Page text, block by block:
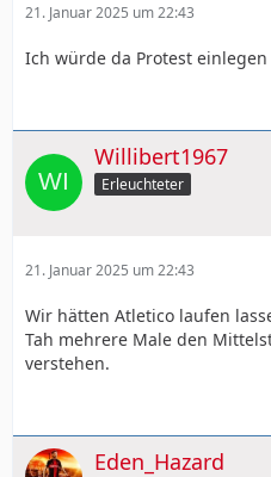
21. Januar 2025 um 22:43
Ich würde da Protest einlegen
Willibert1967
Erleuchteter
21. Januar 2025 um 22:43
Wir hätten Atletico laufen
Tah mehrere Male den
verstehen.
Eden_Hazard